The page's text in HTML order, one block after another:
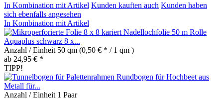
In Kombination mit Artikel Kunden kauften auch Kunden haben
sich ebenfalls angesehen
In Kombination mit Artikel
Nadellochfolie 50 m Rolle
Aquaplus schwarz 8 x...
Anzahl / Einheit 50 qm (0,50 € * / 1 qm )
ab 24,95 € *
TIPP!
Rundbogen für Hochbeet aus
Metall für...
Anzahl / Einheit 1 Paar